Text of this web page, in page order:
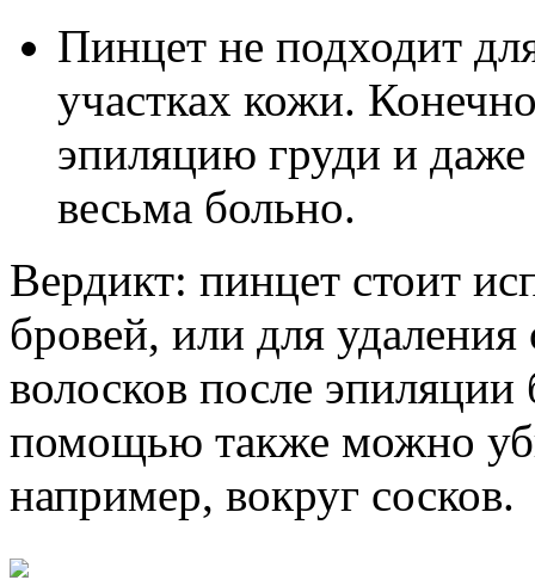
Пинцет не подходит
участках кожи.
эпиляцию груди и даже
весьма больно.
Вердикт: пинцет стоит
бровей, или для
волосков после
помощью также можно
например, вокруг сосков.